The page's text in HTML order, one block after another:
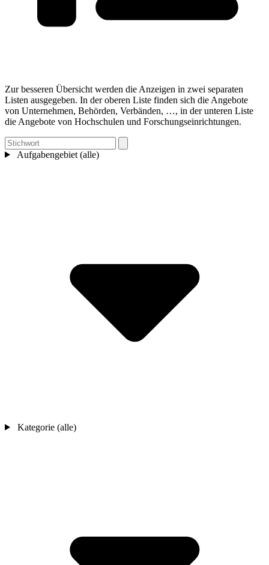
Zur besseren Übersicht werden die Anzeigen in zwei separaten
Listen ausgegeben. In der oberen Liste finden sich die Angebote
von Unternehmen, Behörden, Verbänden, …, in der unteren Liste
die Angebote von Hochschulen und Forschungseinrichtungen.
Aufgabengebiet (alle)
Kategorie (alle)